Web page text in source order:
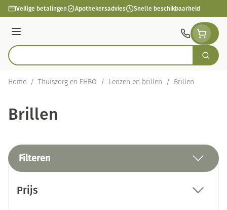
Ga naar de inhoud
Veilige betalingen Apothekersadvies Snelle beschikbaarheid
Menu
Product, merk, categorie... Zoek
Home / Thuiszorg en EHBO / Lenzen en brillen / Brillen
Brillen
Filteren
Prijs